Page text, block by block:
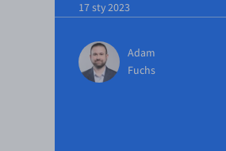
17 sty 2023
Adam
Fuchs